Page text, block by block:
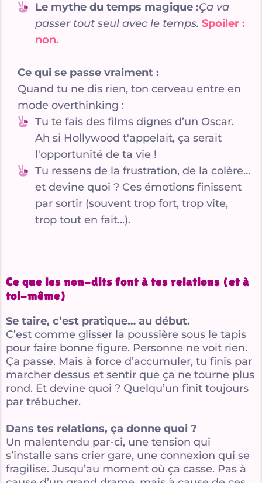
Le mythe du temps magique :Ça va
passer tout seul avec le temps. Spoiler :
non.
Ce qui se passe vraiment :
Quand tu ne dis rien, ton cerveau entre en
mode overthinking :
Tu te fais des films dignes d’un Oscar.
Ah si Hollywood t'appelait, ça serait
l'opportunité de ta vie !
Tu ressens de la frustration, de la colère…
et devine quoi ? Ces émotions finissent
par sortir (souvent trop fort, trop vite,
trop tout en fait...).
Ce que les non-dits font à tes relations (et à
toi-même)
Se taire, c’est pratique… au début.
C’est comme glisser la poussière sous le tapis
pour faire bonne figure. Personne ne voit rien.
Ça passe. Mais à force d’accumuler, tu finis par
marcher dessus et sentir que ça ne tourne plus
rond. Et devine quoi ? Quelqu’un finit toujours
par trébucher.
Dans tes relations, ça donne quoi ?
Un malentendu par-ci, une tension qui
s’installe sans crier gare, une connexion qui se
fragilise. Jusqu’au moment où ça casse. Pas à